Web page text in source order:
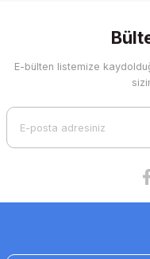
Görüş ve önerileriniz için
Ürün resmi kalitesiz,
E-bülten listemize